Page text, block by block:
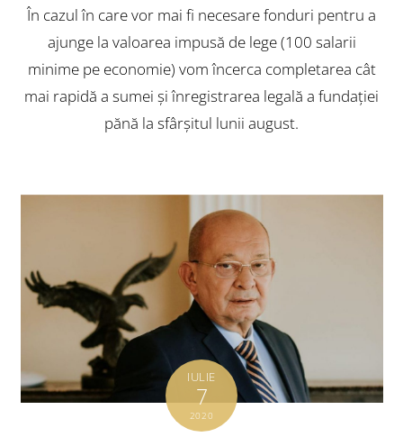
În cazul în care vor mai fi necesare fonduri pentru a
ajunge la valoarea impusă de lege (100 salarii
minime pe economie) vom încerca completarea cât
mai rapidă a sumei şi înregistrarea legală a fundaţiei
pănă la sfârşitul lunii august.
IULIE
7
2020